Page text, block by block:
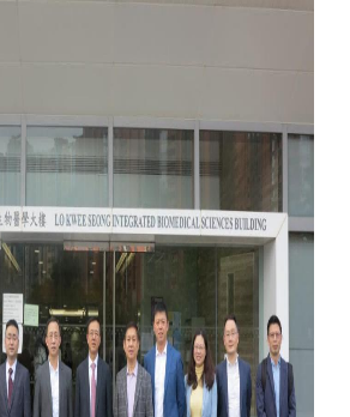
蛋白质
单细胞
类器官
创新药物